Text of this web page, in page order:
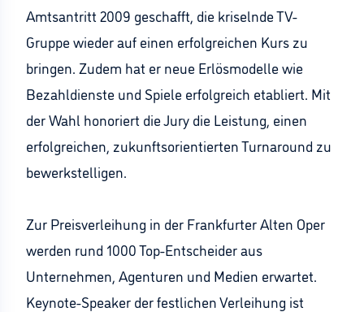
Amtsantritt 2009 geschafft, die kriselnde TV-
Gruppe wieder auf einen erfolgreichen Kurs zu
bringen. Zudem hat er neue Erlösmodelle wie
Bezahldienste und Spiele erfolgreich etabliert. Mit
der Wahl honoriert die Jury die Leistung, einen
erfolgreichen, zukunftsorientierten Turnaround zu
bewerkstelligen.
Zur Preisverleihung in der Frankfurter Alten Oper
werden rund 1000 Top-Entscheider aus
Unternehmen, Agenturen und Medien erwartet.
Keynote-Speaker der festlichen Verleihung ist